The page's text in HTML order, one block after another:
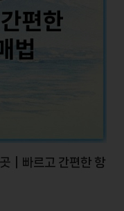
｜빠르고 간편한 항